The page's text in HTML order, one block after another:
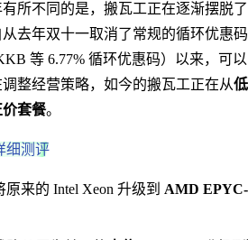
所不同的是，搬瓦工正在逐渐摆脱了
去年双十一取消了常规的循环优惠码
等 6.77% 循环优惠码）以来，可
整经营策略，如今的搬瓦工正在从
套餐。
细测评
原来的 Intel Xeon 升级到 AMD EPYC-